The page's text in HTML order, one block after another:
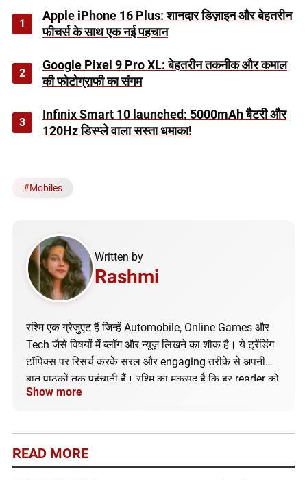
1
Apple iPhone 16 Plus: शानदार डिज़ाइन और बेहतरीन
फीचर्स के साथ एक नई पहचान
2
Google Pixel 9 Pro XL: बेहतरीन तकनीक और कमाल
की फोटोग्राफी का संगम
3
Infinix Smart 10 launched: 5000mAh बैटरी और
120Hz डिस्प्ले वाला सस्ता धमाका!
#Mobiles
Written by
Rashmi
रश्मि एक ग्रेजुएट हैं जिन्हें Automobile, Online Games और
Tech जैसे विषयों में ब्लॉग और न्यूज़ लिखने का शौक है। ये ट्रेंडिंग
टॉपिक्स पर रिसर्च करके सरल और engaging तरीके से अपनी
बात पाठकों तक पहुंचाती हैं। रश्मि का मकसद है कि हर reader को
सही और अपडेटेड जानकारी मिले।
Show more
READ MORE